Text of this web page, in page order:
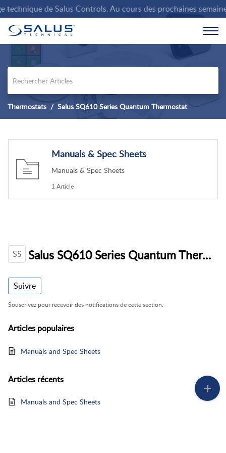
de Salus Controls. Au cours des prochaines
Thermostats Salus SQ610 Series Quantum Thermostat
Manuals & Spec Sheets
Manuals & Spec Sheets
1 Article
SS Salus SQ610 Series Quantum Thermostat
Suivre
Souscrivez pour recevoir des notifications de cette section.
Articles populaires
Manuals and Spec Sheets
Articles récents
Manuals and Spec Sheets